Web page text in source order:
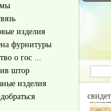
изделия
фурнитуры
о гос ...
штор
изделия